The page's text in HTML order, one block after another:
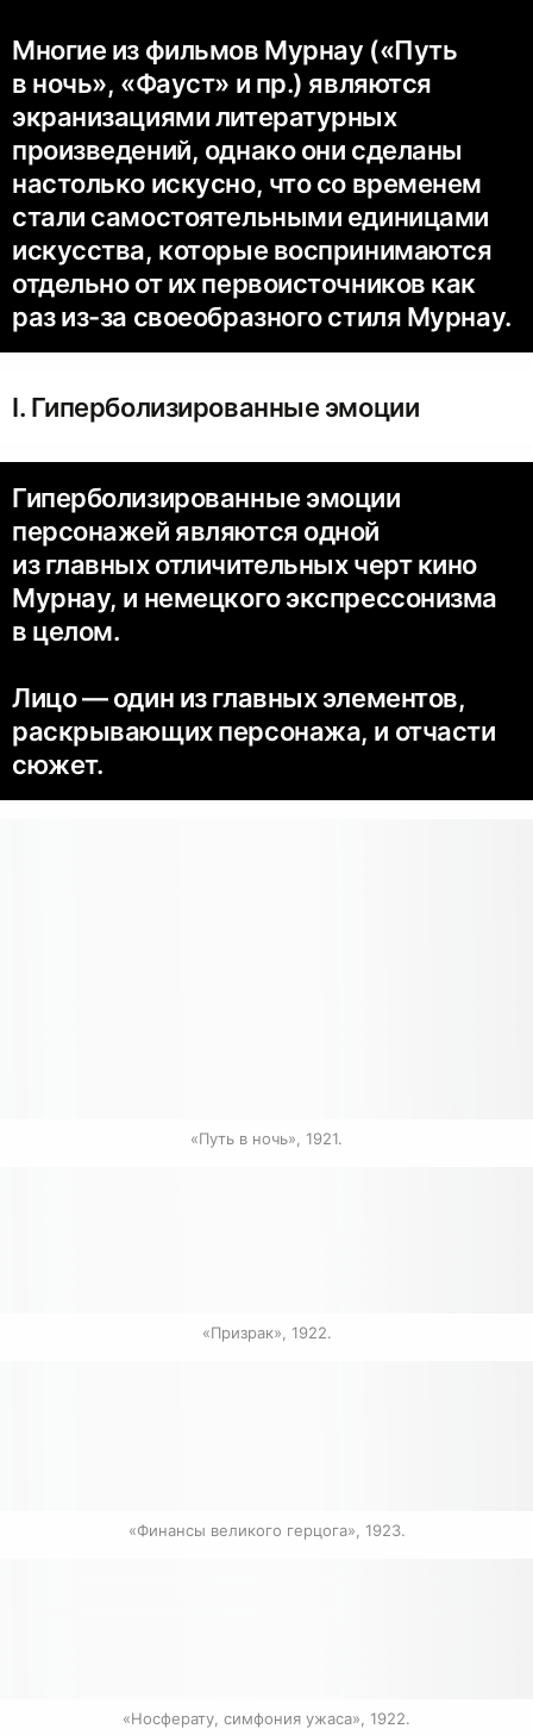
Многие из фильмов Мурнау («Путь
в ночь», «Фауст» и пр.) являются
экранизациями литературных
произведений, однако они сделаны
настолько искусно, что со временем
стали самостоятельными единицами
искусства, которые воспринимаются
отдельно от их первоисточников как
раз из-за своеобразного стиля Мурнау.
Ⅰ. Гиперболизированные эмоции
Гиперболизированные эмоции
персонажей являются одной
из главных отличительных черт кино
Мурнау, и немецкого экспрессонизма
в целом.
Лицо — один из главных элементов,
раскрывающих персонажа, и отчасти
сюжет.
«Путь в ночь», 1921.
«Призрак», 1922.
«Финансы великого герцога», 1923.
«Носферату, симфония ужаса», 1922.